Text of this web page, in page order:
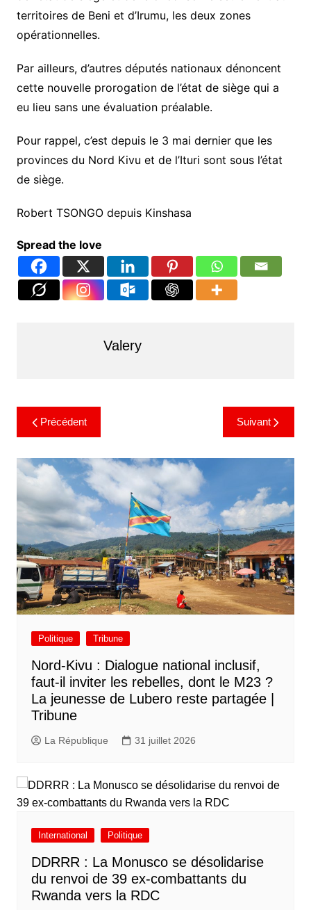
territoires de Beni et d’Irumu, les deux zones
opérationnelles.
Par ailleurs, d’autres députés nationaux dénoncent
cette nouvelle prorogation de l’état de siège qui a
eu lieu sans une évaluation préalable.
Pour rappel, c’est depuis le 3 mai dernier que les
provinces du Nord Kivu et de l’Ituri sont sous l’état
de siège.
Robert TSONGO depuis Kinshasa
Spread the love
Valery
Précédent Suivant
Politique Tribune
Nord-Kivu : Dialogue national inclusif,
faut-il inviter les rebelles, dont le M23 ?
La jeunesse de Lubero reste partagée |
Tribune
La République 31 juillet 2026
International Politique
DDRRR : La Monusco se désolidarise
du renvoi de 39 ex-combattants du
Rwanda vers la RDC